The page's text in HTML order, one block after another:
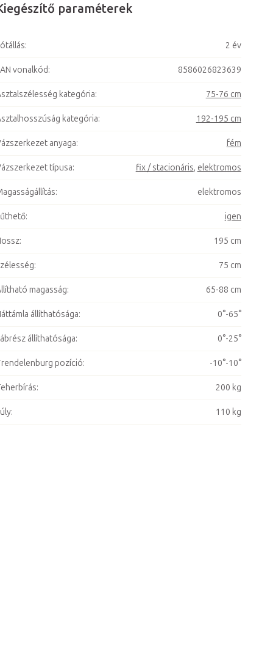
paraméterek
: 2 év
vonalkód: 8586026823639
kategória: 75-76 cm
kategória: 192-195 cm
anyaga: fém
típusa: fix / stacionáris, elektromos
: elektromos
: igen
: 195 cm
: 75 cm
magasság: 65-88 cm
állíthatósága: 0°-65°
állíthatósága: 0°-25°
pozíció: -10°-10°
: 200 kg
: 110 kg